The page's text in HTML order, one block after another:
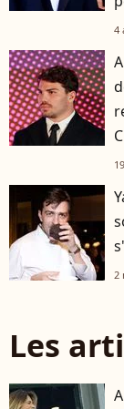
4
2
Les